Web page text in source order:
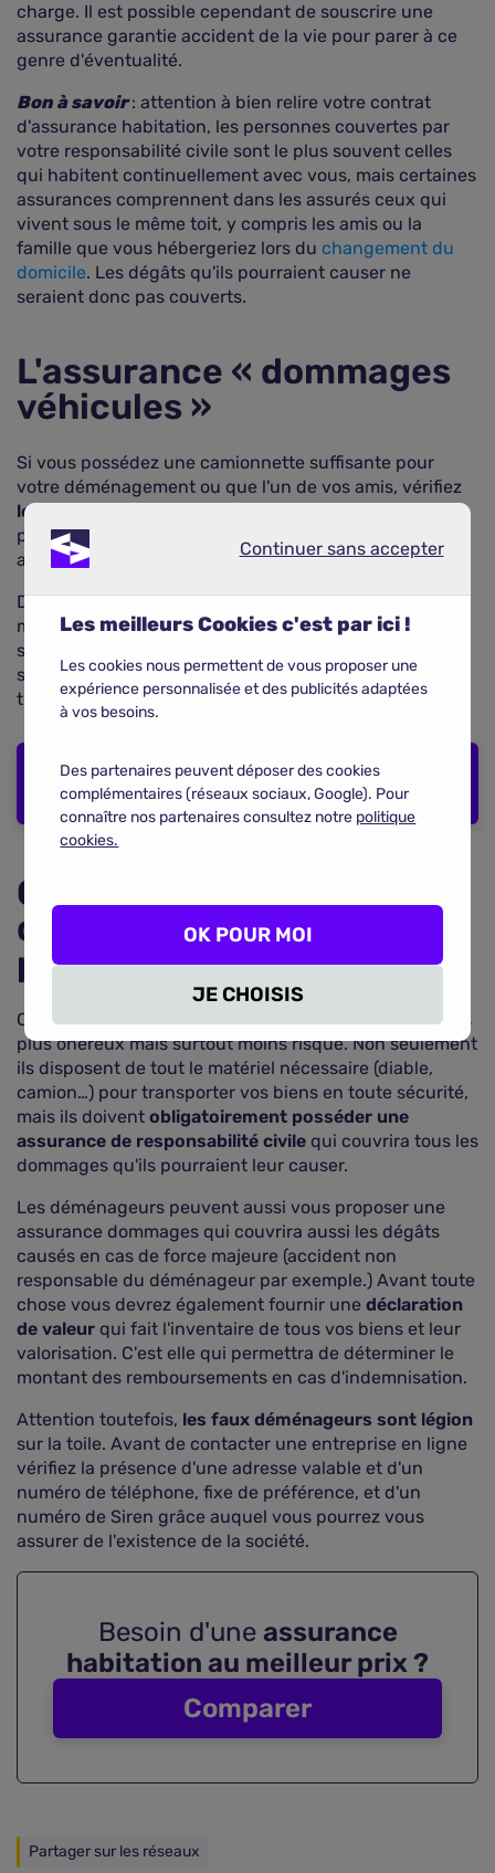
charge. Il est possible cependant de souscrire une
assurance garantie accident de la vie pour parer à ce
genre d'éventualité.
Bon à savoir: attention à bien relire votre contrat
d'assurance habitation, les personnes couvertes par
votre responsabilité civile sont le plus souvent celles
qui habitent continuellement avec vous, mais certaines
assurances comprennent dans les assurés ceux qui
vivent sous le même toit, y compris les amis ou la
famille que vous hébergeriez lors du changement du
domicile. Les dégâts qu'ils pourraient causer ne
seraient donc pas couverts.
L'assurance « dommages
véhicules »
Si vous possédez une camionnette suffisante pour
votre déménagement ou que l'un de vos amis, vérifiez
les garanties du véhicule
prêt du volant », car plusieurs personnes peuvent être
amenées à conduire l'utilitaire.
De même, si vous louez un véhicule, vérifiez qui est en
mesure de le prendre le volant (un conducteur
secondaire a-t-il été précisé ?) et les garanties
souscrites (dommages tous accidents ou assurance au
tiers ?)
COMPARER LES ASSURANCES
HABITATION
Opter pour des
déménageurs
professionnels
Opter pour des déménageurs professionnels est certes
plus onéreux mais surtout moins risqué. Non seulement
ils disposent de tout le matériel nécessaire (diable,
camion…) pour transporter vos biens en toute sécurité,
mais ils doivent obligatoirement posséder une
assurance de responsabilité civile qui couvrira tous les
dommages qu'ils pourraient leur causer.
Les déménageurs peuvent aussi vous proposer une
assurance dommages qui couvrira aussi les dégâts
causés en cas de force majeure (accident non
responsable du déménageur par exemple.) Avant toute
chose vous devrez également fournir une déclaration
de valeur qui fait l'inventaire de tous vos biens et leur
valorisation. C'est elle qui permettra de déterminer le
montant des remboursements en cas d'indemnisation.
Attention toutefois, les faux déménageurs sont légion
sur la toile. Avant de contacter une entreprise en ligne
vérifiez la présence d'une adresse valable et d'un
numéro de téléphone, fixe de préférence, et d'un
numéro de Siren grâce auquel vous pourrez vous
assurer de l'existence de la société.
Besoin d'une assurance
habitation au meilleur prix ?
Comparer
Partager sur les réseaux
Continuer sans accepter
Les meilleurs Cookies c'est par ici !
Les cookies nous permettent de vous proposer une
expérience personnalisée et des publicités adaptées
à vos besoins.
Des partenaires peuvent déposer des cookies
complémentaires (réseaux sociaux, Google). Pour
connaître nos partenaires consultez notre politique
cookies.
JE CHOISIS
OK POUR MOI
Continuer sans accepter